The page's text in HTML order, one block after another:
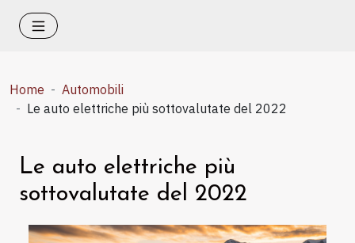
Home
Automobili
Le auto elettriche più sottovalutate del 2022
Le auto elettriche più
sottovalutate del 2022